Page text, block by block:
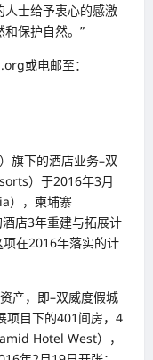
人士给予衷心的感激
保护自然。”
或电邮至：
旗下的酒店业务–双
）于2016年3月
），柬埔寨
店3年重建与拓展计
在2016年落实的计
产，即–双威度假城
项目下的401间房，4
Hotel West），